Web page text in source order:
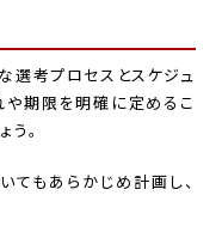
選考プロセスとスケジュ
や期限を明確に定めるこ
。
てもあらかじめ計画し、